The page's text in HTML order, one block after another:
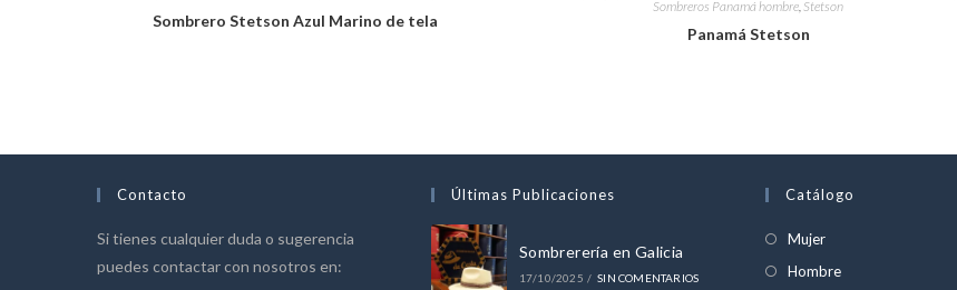
Sombrero Stetson Azul Marino de tela
Sombreros Panamá hombre, Stetson
Panamá Stetson
Contacto
Si tienes cualquier duda o sugerencia
puedes contactar con nosotros en:
Últimas Publicaciones
Sombrerería en Galicia
17/10/2025 / SIN COMENTARIOS
Catálogo
MujerSe
abre
HombreSe